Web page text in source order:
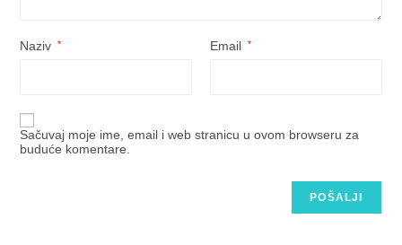
Naziv * Email *
Sačuvaj moje ime, email i web stranicu u ovom browseru za
buduće komentare.